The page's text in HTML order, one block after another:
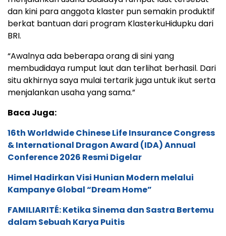
dan kini para anggota klaster pun semakin produktif
berkat bantuan dari program KlasterkuHidupku dari
BRI.
“Awalnya ada beberapa orang di sini yang
membudidaya rumput laut dan terlihat berhasil. Dari
situ akhirnya saya mulai tertarik juga untuk ikut serta
menjalankan usaha yang sama.”
Baca Juga:
16th Worldwide Chinese Life Insurance Congress
& International Dragon Award (IDA) Annual
Conference 2026 Resmi Digelar
Himel Hadirkan Visi Hunian Modern melalui
Kampanye Global “Dream Home”
FAMILIARITÉ: Ketika Sinema dan Sastra Bertemu
dalam Sebuah Karya Puitis